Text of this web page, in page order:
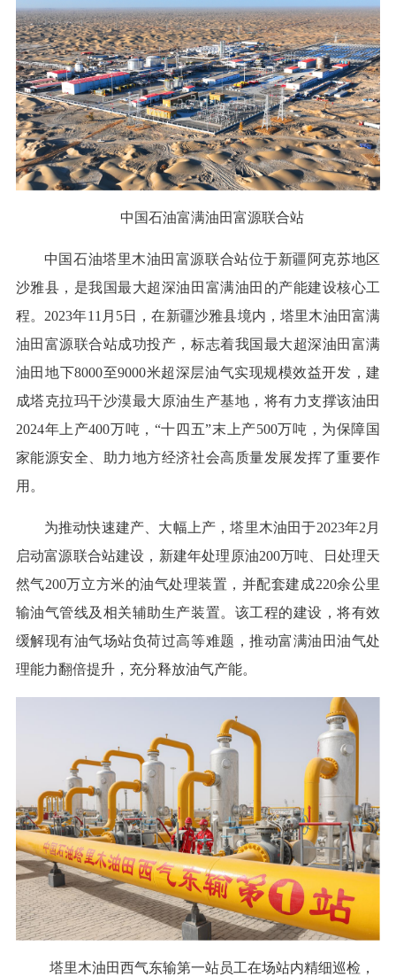
中国石油富满油田富源联合站
中国石油塔里木油田富源联合站位于新疆阿克苏地区
沙雅县，是我国最大超深油田富满油田的产能建设核心工
程。2023年11月5日，在新疆沙雅县境内，塔里木油田富满
油田富源联合站成功投产，标志着我国最大超深油田富满
油田地下8000至9000米超深层油气实现规模效益开发，建
成塔克拉玛干沙漠最大原油生产基地，将有力支撑该油田
2024年上产400万吨，“十四五”末上产500万吨，为保障国
家能源安全、助力地方经济社会高质量发展发挥了重要作
用。
为推动快速建产、大幅上产，塔里木油田于2023年2月
启动富源联合站建设，新建年处理原油200万吨、日处理天
然气200万立方米的油气处理装置，并配套建成220余公里
输油气管线及相关辅助生产装置。该工程的建设，将有效
缓解现有油气场站负荷过高等难题，推动富满油田油气处
理能力翻倍提升，充分释放油气产能。
塔里木油田西气东输第一站员工在场站内精细巡检，